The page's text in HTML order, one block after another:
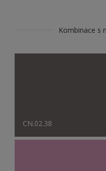
Kombinace s
CN.02.38